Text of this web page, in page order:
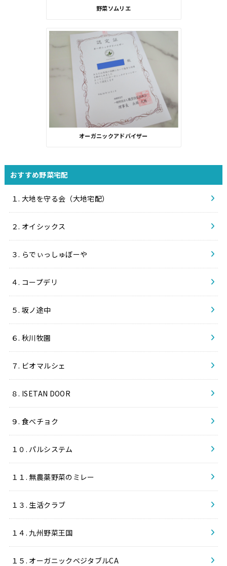
野菜ソムリエ
オーガニックアドバイザー
おすすめ野菜宅配
１. 大地を守る会（大地宅配）
２. オイシックス
３. らでぃっしゅぼーや
４. コープデリ
５. 坂ノ途中
６. 秋川牧園
７. ビオマルシェ
８. ISETAN DOOR
９. 食べチョク
１０. パルシステム
１１. 無農薬野菜のミレー
１３. 生活クラブ
１４. 九州野菜王国
１５. オーガニックベジタブルCA